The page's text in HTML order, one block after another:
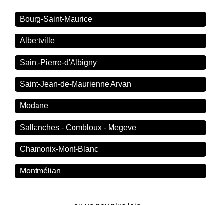
Bourg-Saint-Maurice
Albertville
Saint-Pierre-d'Albigny
Saint-Jean-de-Maurienne Arvan
Modane
Sallanches - Combloux - Megeve
Chamonix-Mont-Blanc
Montmélian